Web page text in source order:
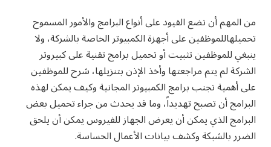
من المهم أن تضع القيود على أنواع البرامج والأمور المسموح
تحميلهاللموظفين على أجهزة الكمبيوتر الخاصة بالشركة، ولا
ينبغي للموظفين تثبيت أو تحميل برامج تقنية على كبيروتر
الشركة لم يتم مراجعتها وأخذ الإذن بتنزيلها، شرح للموظفين
على أهمية تجنب برامج الكمبيوتر المجانية وكيف يمكن لهذه
البرامج أن تصبح تهديداً، وما قد يحدث من جراء تحميل بعض
البرامج الذي يمكن أن يعرض الجهاز للفيروس يمكن أن يلحق
الضرر بالشبكة وكشف بيانات الأعمال الحساسة.